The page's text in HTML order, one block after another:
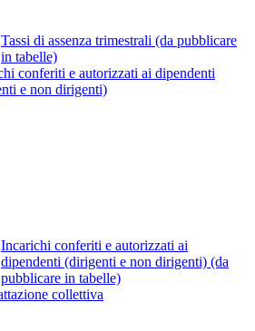
Tassi di assenza trimestrali (da pubblicare
in tabelle)
conferiti e autorizzati ai dipendenti
e non dirigenti)
Incarichi conferiti e autorizzati ai
dipendenti (dirigenti e non dirigenti) (da
pubblicare in tabelle)
collettiva